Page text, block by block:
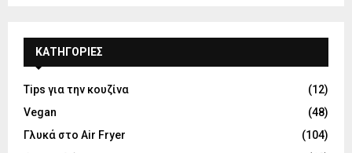
KΑΤΗΓΟΡΊΕΣ
Tips για την κουζίνα
(12)
Vegan
(48)
Γλυκά στο Air Fryer
(104)